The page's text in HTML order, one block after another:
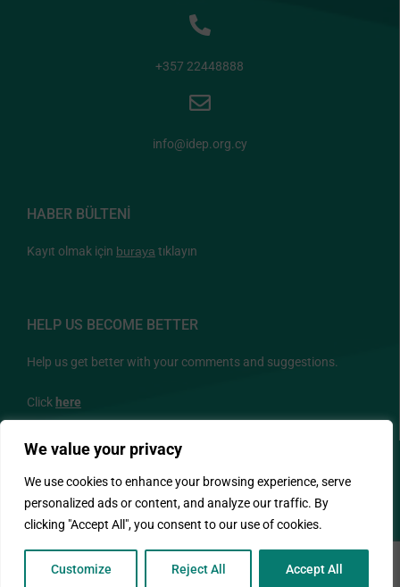
We value your privacy
We use cookies to enhance your browsing experience, serve
personalized ads or content, and analyze our traffic. By
clicking "Accept All", you consent to our use of cookies.
Customize Reject All Accept All
+357 22448888
info@idep.org.cy
HABER BÜLTENİ
Kayıt olmak için burayatıklayın
HELP US BECOME BETTER
Help us get better with your comments and suggestions.
Click here
BİZİ TAKİP EDİN